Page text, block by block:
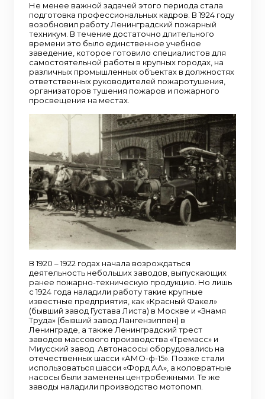
Не менее важной задачей этого периода стала
подготовка профессиональных кадров. В 1924 году
возобновил работу Ленинградский пожарный
техникум. В течение достаточно длительного
времени это было единственное учебное
заведение, которое готовило специалистов для
самостоятельной работы в крупных городах, на
различных промышленных объектах в должностях
ответственных руководителей пожаротушения,
организаторов тушения пожаров и пожарного
просвещения на местах.
В 1920 – 1922 годах начала возрождаться
деятельность небольших заводов, выпускающих
ранее пожарно-техническую продукцию. Но лишь
с 1924 года наладили работу такие крупные
известные предприятия, как «Красный Факел»
(бывший завод Густава Листа) в Москве и «Знамя
Труда» (бывший завод Лангензиппен) в
Ленинграде, а также Ленинградский трест
заводов массового производства «Тремасс» и
Миусский завод. Автонасосы оборудовались на
отечественных шасси «АМО-ф-15». Позже стали
использоваться шасси «Форд АА», а коловратные
насосы были заменены центробежными. Те же
заводы наладили производство мотопомп.